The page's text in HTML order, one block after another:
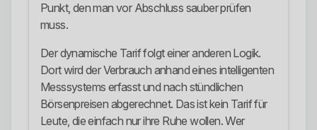
Punkt, den man vor Abschluss sauber prüfen
muss.
Der dynamische Tarif folgt einer anderen Logik.
Dort wird der Verbrauch anhand eines intelligenten
Messsystems erfasst und nach stündlichen
Börsenpreisen abgerechnet. Das ist kein Tarif für
Leute, die einfach nur ihre Ruhe wollen. Wer